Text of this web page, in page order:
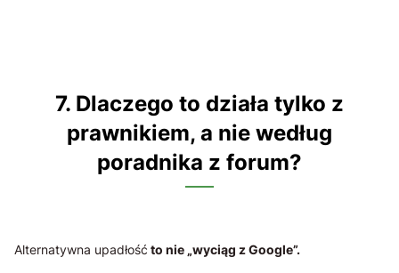
7. Dlaczego to działa tylko z
prawnikiem, a nie według
poradnika z forum?
Alternatywna upadłość to nie „wyciąg z Google”.